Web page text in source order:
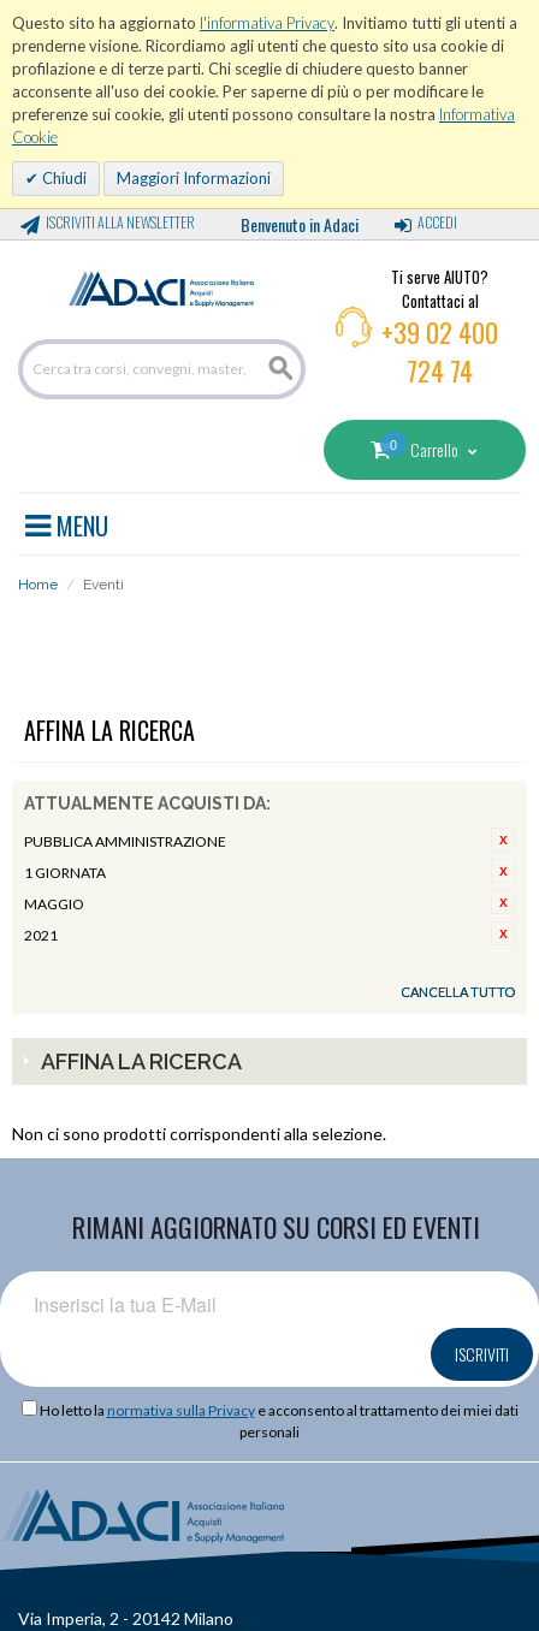
Questo sito ha aggiornato l'informativa Privacy. Invitiamo tutti gli utenti a
prenderne visione. Ricordiamo agli utenti che questo sito usa cookie di
profilazione e di terze parti. Chi sceglie di chiudere questo banner
acconsente all'uso dei cookie. Per saperne di più o per modificare le
preferenze sui cookie, gli utenti possono consultare la nostra Informativa
Cookie
Chiudi Maggiori Informazioni
ISCRIVITI ALLA NEWSLETTER Benvenuto in Adaci ACCEDI
Ti serve AIUTO?
Contattaci al
+39 02 400
724 74
0 Carrello
MENU
Home / Eventi
AFFINA LA RICERCA
ATTUALMENTE ACQUISTI DA:
PUBBLICA AMMINISTRAZIONE
1 GIORNATA
MAGGIO
2021
CANCELLA TUTTO
AFFINA LA RICERCA
Non ci sono prodotti corrispondenti alla selezione.
RIMANI AGGIORNATO SU CORSI ED EVENTI
ISCRIVITI
Ho letto la normativa sulla Privacye acconsento al trattamento dei miei dati
personali
Via Imperia, 2 - 20142 Milano